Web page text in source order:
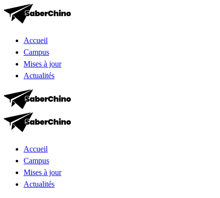
Accueil
Campus
Mises à jour
Actualités
Accueil
Campus
Mises à jour
Actualités